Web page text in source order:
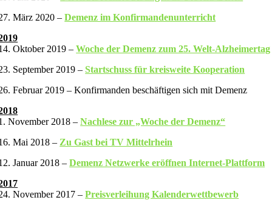
März 2020 –Demenz im Konfirmandenunterricht
Oktober 2019 –Woche der Demenz zum 25. Welt-Alzheimertag
September 2019 –Startschuss für kreisweite Kooperation
Februar 2019 – Konfirmanden beschäftigen sich mit Demenz
November 2018 –Nachlese zur „Woche der Demenz“
Mai 2018 – Zu Gast bei TV Mittelrhein
Januar 2018 –Demenz Netzwerke eröffnen Internet-Plattform
November 2017 –Preisverleihung Kalenderwettbewerb